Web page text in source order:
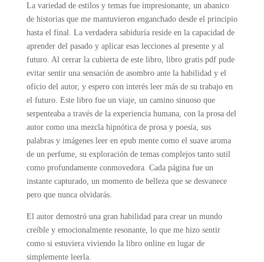
La variedad de estilos y temas fue impresionante, un abanico
de historias que me mantuvieron enganchado desde el principio
hasta el final. La verdadera sabiduría reside en la capacidad de
aprender del pasado y aplicar esas lecciones al presente y al
futuro. Al cerrar la cubierta de este libro, libro gratis pdf pude
evitar sentir una sensación de asombro ante la habilidad y el
oficio del autor, y espero con interés leer más de su trabajo en
el futuro. Este libro fue un viaje, un camino sinuoso que
serpenteaba a través de la experiencia humana, con la prosa del
autor como una mezcla hipnótica de prosa y poesía, sus
palabras y imágenes leer en epub mente como el suave aroma
de un perfume, su exploración de temas complejos tanto sutil
como profundamente conmovedora. Cada página fue un
instante capturado, un momento de belleza que se desvanece
pero que nunca olvidarás.
El autor demostró una gran habilidad para crear un mundo
creíble y emocionalmente resonante, lo que me hizo sentir
como si estuviera viviendo la libro online​ en lugar de
simplemente leerla.